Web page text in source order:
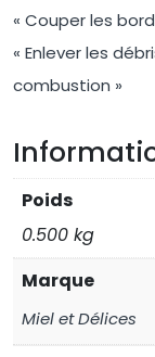
« Couper les
« Enlever les
combustion »
Poids
0.500 kg
Marque
Miel et Délices